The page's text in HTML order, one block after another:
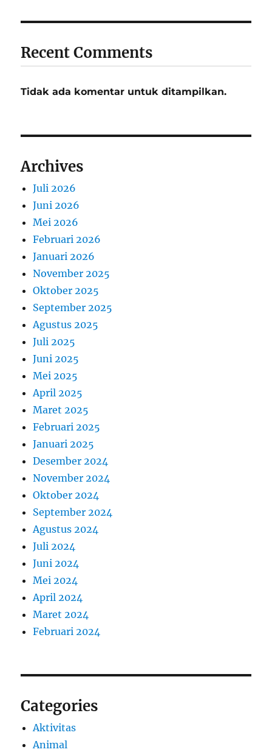
Recent Comments
Tidak ada komentar untuk ditampilkan.
Archives
Juli 2026
Juni 2026
Mei 2026
Februari 2026
Januari 2026
November 2025
Oktober 2025
September 2025
Agustus 2025
Juli 2025
Juni 2025
Mei 2025
April 2025
Maret 2025
Februari 2025
Januari 2025
Desember 2024
November 2024
Oktober 2024
September 2024
Agustus 2024
Juli 2024
Juni 2024
Mei 2024
April 2024
Maret 2024
Februari 2024
Categories
Aktivitas
Animal